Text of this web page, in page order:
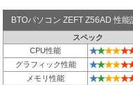
BTOパソコン ZEFT Z56AD 性
スペック
CPU性能
★★★★★
グラフィック性能 ★★★★★
メモリ性能 ★★★★★